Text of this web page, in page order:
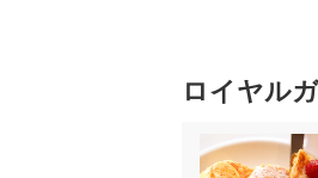
ロイヤル